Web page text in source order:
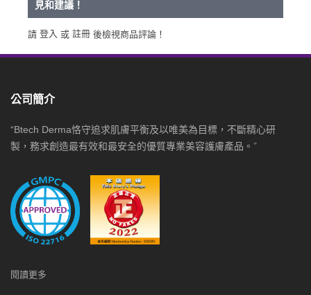
見和建議！
請 登入 或 註冊 後檢視商品評論！
公司簡介
“Btech Derma恪守追求肌膚平衡及以唯美為目標，不斷精心研
製，務求創造最有效和最安全的優質專業美容護膚產品。 ”
閱讀更多